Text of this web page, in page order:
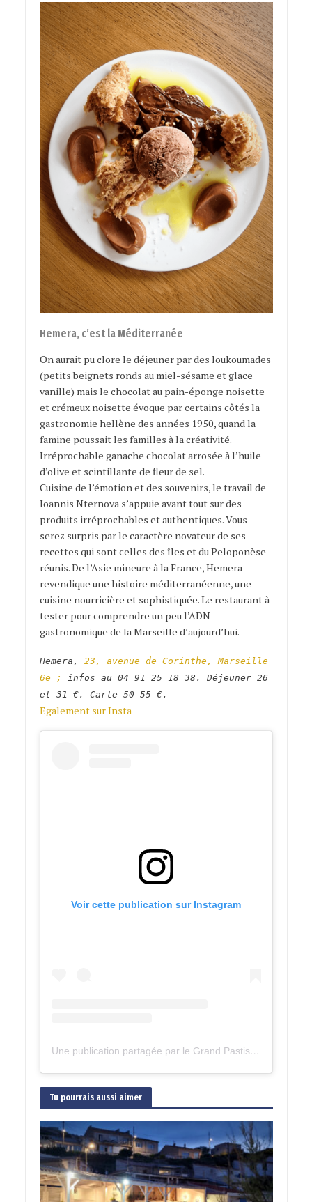
Hemera, c’est la Méditerranée
On aurait pu clore le déjeuner par des loukoumades
(petits beignets ronds au miel-sésame et glace
vanille) mais le chocolat au pain-éponge noisette
et crémeux noisette évoque par certains côtés la
gastronomie hellène des années 1950, quand la
famine poussait les familles à la créativité.
Irréprochable ganache chocolat arrosée à l’huile
d’olive et scintillante de fleur de sel.
Cuisine de l’émotion et des souvenirs, le travail de
Ioannis Nternova s’appuie avant tout sur des
produits irréprochables et authentiques. Vous
serez surpris par le caractère novateur de ses
recettes qui sont celles des îles et du Peloponèse
réunis. De l’Asie mineure à la France, Hemera
revendique une histoire méditerranéenne, une
cuisine nourricière et sophistiquée. Le restaurant à
tester pour comprendre un peu l’ADN
gastronomique de la Marseille d’aujourd’hui.
Hemera, 23, avenue de Corinthe, Marseille
6e ;
infos au 04 91 25 18 38. Déjeuner 26
et 31 €. Carte 50-55 €.
Egalement sur Insta
Voir cette publication sur Instagram
Une publication partagée par le Grand Pastis 2023 (@legrandpastis)
Tu pourrais aussi aimer